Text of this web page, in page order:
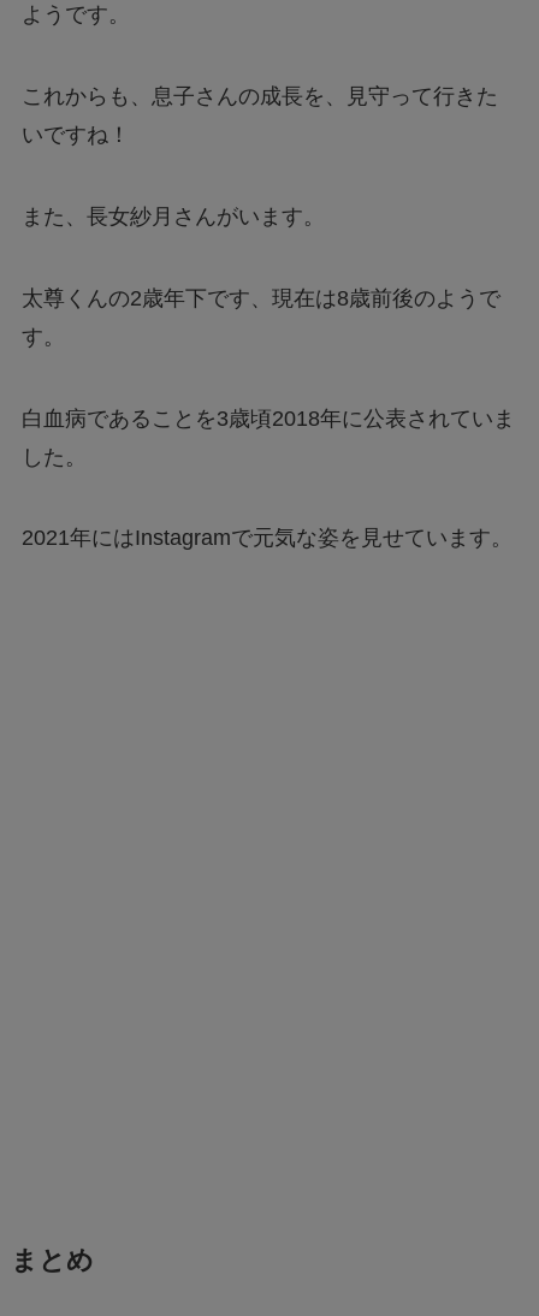
ようです。
これからも、息子さんの成長を、見守って行きた
いですね！
また、長女紗月さんがいます。
太尊くんの2歳年下です、現在は8歳前後のようで
す。
白血病であることを3歳頃2018年に公表されていま
した。
2021年にはInstagramで元気な姿を見せています。
まとめ